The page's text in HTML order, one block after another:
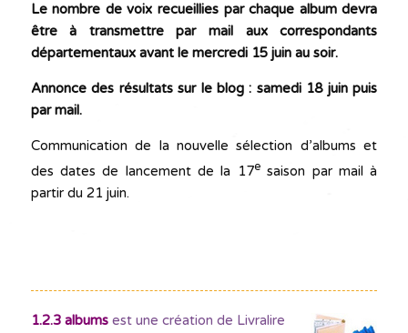
Le nombre de voix recueillies par chaque album devra
être à transmettre par mail aux correspondants
départementaux avant lemercredi 15 juin au soir.
Annonce des résultats sur le blog : samedi 18 juin puis
par mail.
Communication de la nouvelle sélection d’albums et
des dates de lancement de la 17esaison par mail à
partir du 21 juin.
1.2.3 albumsest une création de Livralire